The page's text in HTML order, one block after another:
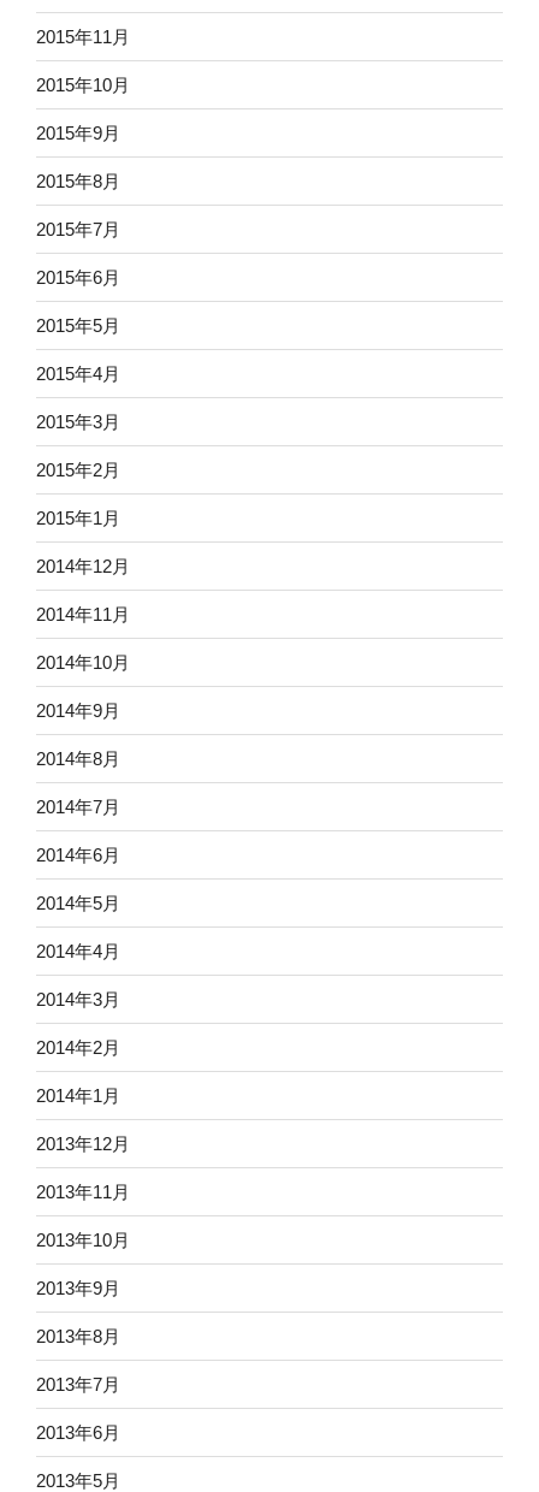
2015年11月
2015年10月
2015年9月
2015年8月
2015年7月
2015年6月
2015年5月
2015年4月
2015年3月
2015年2月
2015年1月
2014年12月
2014年11月
2014年10月
2014年9月
2014年8月
2014年7月
2014年6月
2014年5月
2014年4月
2014年3月
2014年2月
2014年1月
2013年12月
2013年11月
2013年10月
2013年9月
2013年8月
2013年7月
2013年6月
2013年5月